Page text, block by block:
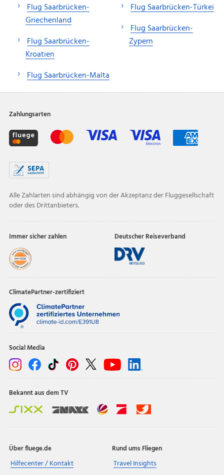
Flug Saarbrücken-
Griechenland
Flug Saarbrücken-
Kroatien
Flug Saarbrücken-Malta
Flug Saarbrücken-Türkei
Flug Saarbrücken-
Zypern